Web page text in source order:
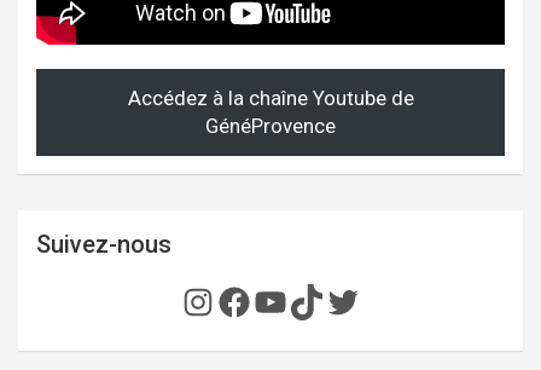
Accédez à la chaîne Youtube de
GénéProvence
Suivez-nous
Instagram
Facebook
YouTube
TikTok
Twitter